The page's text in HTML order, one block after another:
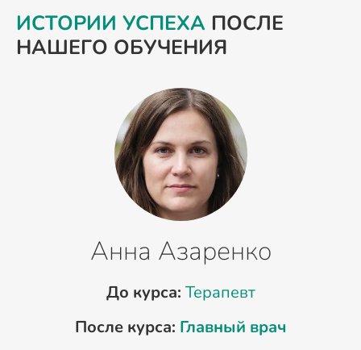
ИСТОРИИ УСПЕХА ПОСЛЕ
НАШЕГО ОБУЧЕНИЯ
Анна Азаренко
До курса: Терапевт
После курса: Главный врач